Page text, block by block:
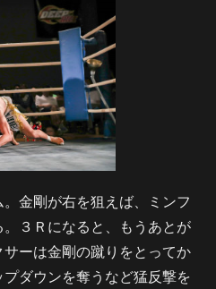
金剛が右を狙えば、ミンフ
３Ｒになると、もうあとが
ーは金剛の蹴りをとってか
ダウンを奪うなど猛反撃を